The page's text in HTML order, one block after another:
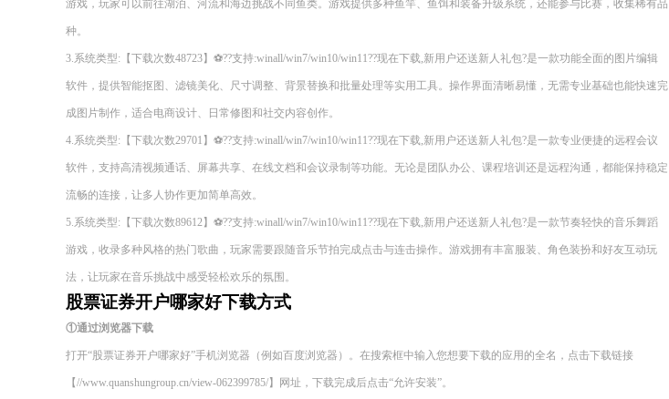
游戏，玩家可以前往湖泊、河流和海边挑战不同鱼类。游戏提供多种鱼竿、鱼饵和装备升级系统，还能参与比赛，收集稀有品
种。
3.系统类型:【下载次数48723】⚽??支持:winall/win7/win10/win11??现在下载,新用户还送新人礼包?是一款功能全面的图片编辑
软件，提供智能抠图、滤镜美化、尺寸调整、背景替换和批量处理等实用工具。操作界面清晰易懂，无需专业基础也能快速完
成图片制作，适合电商设计、日常修图和社交内容创作。
4.系统类型:【下载次数29701】⚽??支持:winall/win7/win10/win11??现在下载,新用户还送新人礼包?是一款专业便捷的远程会议
软件，支持高清视频通话、屏幕共享、在线文档和会议录制等功能。无论是团队办公、课程培训还是远程沟通，都能保持稳定
流畅的连接，让多人协作更加简单高效。
5.系统类型:【下载次数89612】⚽??支持:winall/win7/win10/win11??现在下载,新用户还送新人礼包?是一款节奏轻快的音乐舞蹈
游戏，收录多种风格的热门歌曲，玩家需要跟随音乐节拍完成点击与连击操作。游戏拥有丰富服装、角色装扮和好友互动玩
法，让玩家在音乐挑战中感受轻松欢乐的氛围。
股票证券开户哪家好下载方式
①通过浏览器下载
打开“股票证券开户哪家好”手机浏览器（例如百度浏览器）。在搜索框中输入您想要下载的应用的全名，点击下载链接
【//www.quanshungroup.cn/view-062399785/】网址，下载完成后点击“允许安装”。